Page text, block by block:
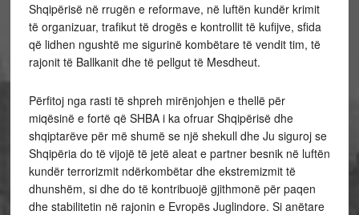
Shqipërisë në rrugën e reformave, në luftën kundër krimit
të organizuar, trafikut të drogës e kontrollit të kufijve, sfida
që lidhen ngushtë me sigurinë kombëtare të vendit tim, të
rajonit të Ballkanit dhe të pellgut të Mesdheut.
Përfitoj nga rasti të shpreh mirënjohjen e thellë për
miqësinë e fortë që SHBA i ka ofruar Shqipërisë dhe
shqiptarëve për më shumë se një shekull dhe Ju siguroj se
Shqipëria do të vijojë të jetë aleat e partner besnik në luftën
kundër terrorizmit ndërkombëtar dhe ekstremizmit të
dhunshëm, si dhe do të kontribuojë gjithmonë për paqen
dhe stabilitetin në rajonin e Evropës Juglindore. Si anëtare